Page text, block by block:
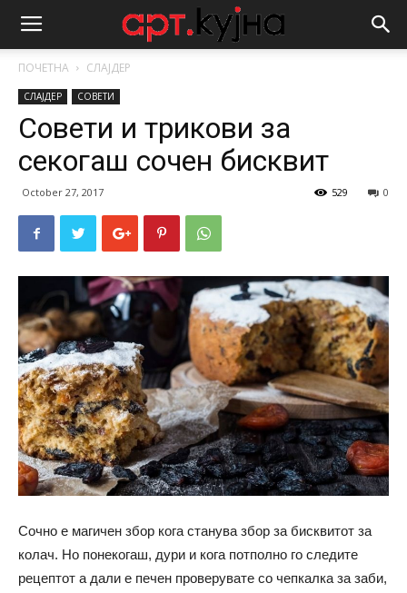
ПОЧЕТНА СЛАЈДЕР
СЛАЈДЕР СОВЕТИ
Совети и трикови за
секогаш сочен бисквит
October 27, 2017 0
529
Сочно е магичен збор кога станува збор за бисквитот за
колач. Но понекогаш, дури и кога потполно го следите
рецептот а дали е печен проверувате со чепкалка за заби,